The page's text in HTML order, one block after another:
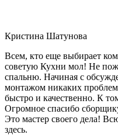
Кристина Шатунова
Всем, кто еще выбирает
советую Кухни мол! Не
спальню. Начиная с
монтажом никаких
быстро и качественно. К
Огромное спасибо
Это мастер своего дела!
здесь.